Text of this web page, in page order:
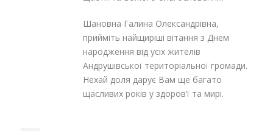
Шановна Галина Олександрівна,
прийміть найщиріші вітання з Днем
народження від усіх жителів
Андрушівської територіальної громади.
Нехай доля дарує Вам ще багато
щасливих років у здоров’ї та мирі.